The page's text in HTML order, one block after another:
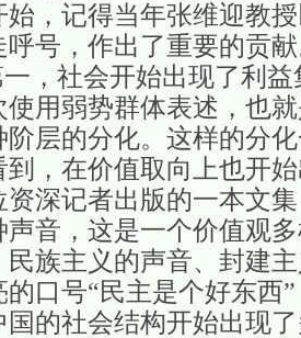
始，记得当年张维迎教
呼号，作出了重要的贡
会开始出现了利益集
使用弱势群体表述，也
阶层的分化。这样的分
到，在价值取向上也开
资深记者出版的一本文
声音，这是一个价值观
民族主义的声音、封建
口号“民主是个好东西
国的社会结构开始出现